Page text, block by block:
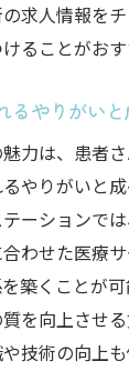
求人情報を
ることがおす
るやりがい
力は、患者
やりがいと
ーションで
わせた医療
築くことが可
を向上させ
技術の向上